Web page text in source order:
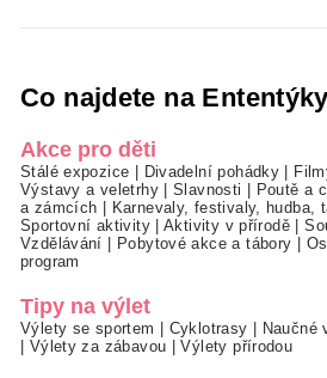
Co najdete na
Akce pro děti
Stálé expozice Divadelní pohádky
Výstavy a veletrhy|Slavnosti Poutě a
a zámcích
Karnevaly, festivaly, hudba,
Sportovní aktivity|Aktivity v přírodě |
Vzdělávání
Pobytové akce a tábory
program
Tipy na výlet
Výlety se sportem Cyklotrasy Naučné
Výlety za zábavou |Výlety přírodou